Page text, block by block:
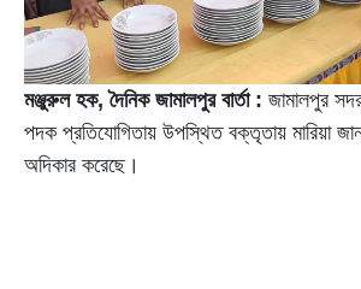
মঞ্জুরুল হক, দৈনিক জামালপুর বার্তা : জামালপুর
পদক প্রতিযোগিতায় উপস্থিত বক্তৃতায় মারিয়া
অদিকার করেছে।